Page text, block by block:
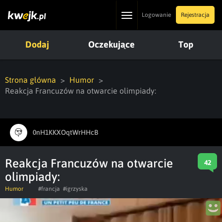
ToggleLogowanie Rejestracja
Dodaj Oczekujące Top
Strona główna
Humor
Reakcja Francuzów na otwarcie olimpiady:
0nH1KKXOqtWrHHcB
Reakcja Francuzów na otwarcie
olimpiady:
42
Humor #francja #igrzyska